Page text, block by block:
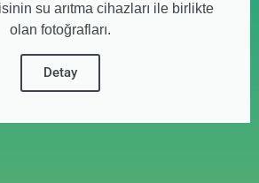
su arıtma cihazları ile birlikte
olan fotoğrafları.
Detay